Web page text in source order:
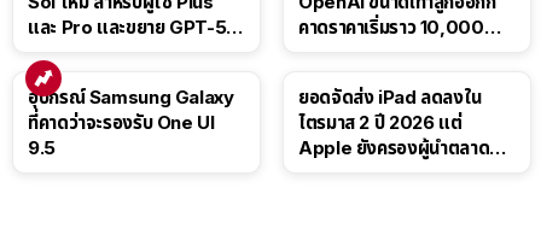
และ Pro และขยาย GPT-5.6
คาดราคาเริ่มราว 10,000
อุปกรณ์ Samsung Galaxy
ที่คาดว่าจะรองรับ One UI
9.5
ยอดจัดส่ง iPad ลดลงใน
ไตรมาส 2 ปี 2026 แต่
Apple ยังครองผู้นำตลาด